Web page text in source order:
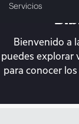
Servicios
En
Bienvenido a
puedes explorar
para conocer